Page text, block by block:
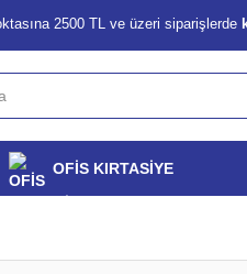
2500 TL ve üzeri siparişlerde
OFİS KIRTASİYE